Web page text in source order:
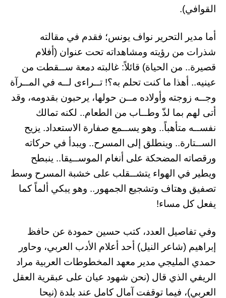
القوافي).
أما مدير التحرير نواف يونس؛ فقدم في مقالته
شذرات من رؤيته ومشاهداته تحت عنوان (أفلام
قصيرة.. من الحياة) قائلاً: غالبته دمعة ســقطت من
عينيه.. أهذا ما كنت تحلم به؟! تــراءى لــه في المــرآة
وجــه زوجته وأولاده مــن حولها، يرحبون بقدومه، وقد
أتى لهم بما لذّ وطــاب من الطعام.. لكنه تمالك
نفســه متأهباً.. وهو يســمع صفارة الاستعداد. يزيح
الســتارة.. وينطلق إلى المسرح.. ويبدأ في حركاته
ورقصاته المضحكة على أنغام الموســيقا.. ينبطح
ويطير في الهواء يتشــقلب على خشبة المسرح وسط
تصفيق وهتاف وتشجيع الجمهور.. وهو يبكي ألماً كما
يفعل كل مساء!
وفي تفاصيل العدد، كتب حسين حمودة عن حافظ
إبراهيم (شاعر النيل) أحد أعلام الأدب العربي، وحاور
حمدي المليجي مدير معهد المخطوطات العربية مراد
الريفي الذي قال (نحن شهود عيان على عبقرية العقل
العربي)، فيما توقفت آمال كامل عند بلدة (نيحا